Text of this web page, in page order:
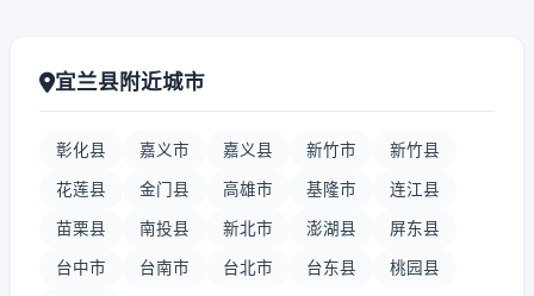
宜兰县附近城市
彰化县 嘉义市 嘉义县 新竹市 新竹县
花莲县 金门县 高雄市 基隆市 连江县
苗栗县 南投县 新北市 澎湖县 屏东县
台中市 台南市 台北市 台东县 桃园县